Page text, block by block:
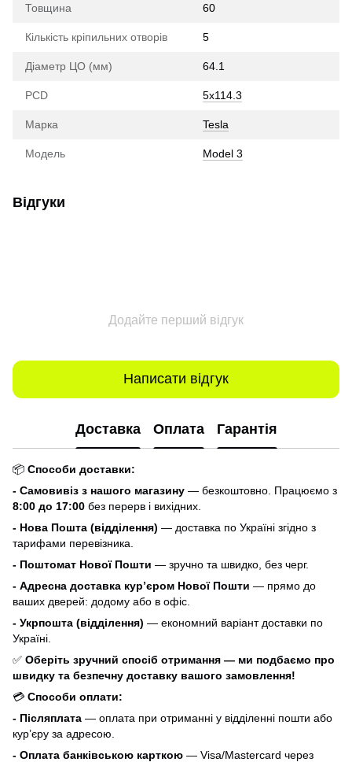
Товщина 60
Кількість кріпильних отворів 5
Діаметр ЦО (мм) 64.1
PCD 5x114.3
Марка Tesla
Модель Model 3
Відгуки
Додайте перший відгук
Написати відгук
Доставка Оплата Гарантія
📦 Способи доставки:
- Самовивіз з нашого магазину — безкоштовно. Працюємо з
8:00 до 17:00 без перерв і вихідних.
- Нова Пошта (відділення) — доставка по Україні згідно з
тарифами перевізника.
- Поштомат Нової Пошти — зручно та швидко, без черг.
- Адресна доставка кур’єром Нової Пошти — прямо до
ваших дверей: додому або в офіс.
- Укрпошта (відділення) — економний варіант доставки по
Україні.
✅ Оберіть зручний спосіб отримання — ми подбаємо про
швидку та безпечну доставку вашого замовлення!
💳 Способи оплати:
- Післяплата — оплата при отриманні у відділенні пошти або
кур’єру за адресою.
- Оплата банківською карткою — Visa/Mastercard через